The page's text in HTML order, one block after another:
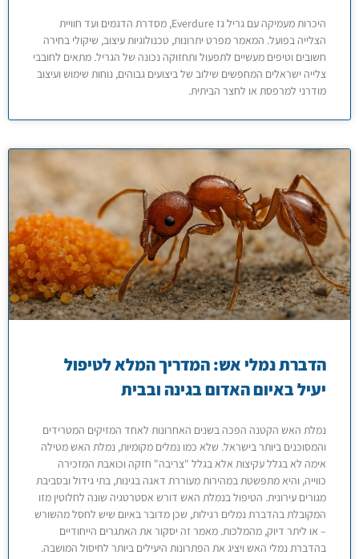
היכרות מעמיקה עם גריל גז Everdure, מסדרת הדגמים ועד חוויית
הצלייה בפועל. המאמר מפרט יתרונות, טכנולוגיות עיצוב, שיקולי בחירה
חשובים וטיפים מעשיים לתפעול ותחזוקה נכונה של הגריל. מתאים לחובבי
צלייה ישראלים המחפשים שילוב של ביצועים גבוהים, נוחות שימוש ועיצוב
מודרני למרפסת או לחצר הביתית.
הדברת נמלי אש: המדריך המלא לטיפול
יעיל באיום האדום בגינה ובבית
נמלת האש הקטנה הפכה בשנים האחרונות לאחד המזיקים המטרידים
והמסוכנים ביותר בישראל. שלא כמו נמלים מקומיות, נמלת האש מטילה
אימה לא בגלל עקיצות אלא בגלל "צריבה" חזקה וכואבת המזכירה
כווייה, והיא מתפשטת במהירות מעוררת דאגה בגינות, בתי גידול ובסביבת
מגורים עירונית. הטיפול בנמלת האש דורש אסטרטגיה שונה לחלוטין מזו
המקובלת בהדברת נמלים רגילות, שכן מדובר באיום שיש לחסל מהשורש
– או ליתר דיוק, מהמלכות. מאמר זה יסקור את האתגרים הייחודיים
בהדברת נמלי האש ויציג את הפתרונות היעילים ביותר לחיסול המושבה.